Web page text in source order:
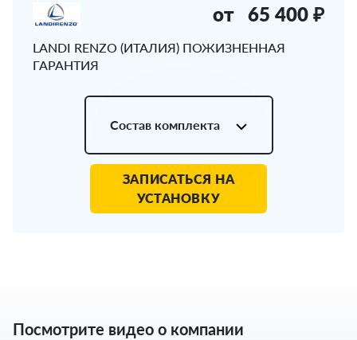
LANDI RENZO (ИТАЛИЯ) ПОЖИЗНЕННАЯ
ГАРАНТИЯ
от 65 400 ₽
Состав комплекта
ЗАПИСАТЬСЯ НА
УСТАНОВКУ
Посмотрите видео о компании